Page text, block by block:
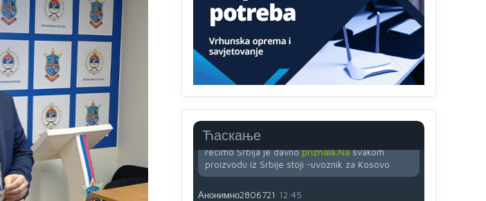
Ћаскање
Анонимно2807895 12:18
Drzi pod kontrolom tri stvari jezik,karakter i
ponasanje...Uzivotu brani tri stvari:cast,prijatelja i
slabije.Izzivota iskljuci tri stvari uvredu,neznanje
izavist.Sve
dok si ziv gaji tri stvari
dobrotu,pamet i prijateljstvo!!
Анонимно2806721 12:39
791 BiH nije priznala Kosovo kao nezavisnu
državu jer genocidna tvorevina pravi smetnju a
recimo Srbija je davnopriznala.Nasvakom
proizvodu iz Srbije stoji -uvoznik za Kosovo
Анонимно2806721 12:45